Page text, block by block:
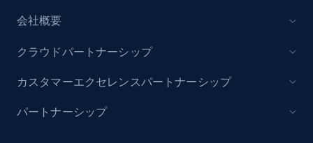
Lowes.com - Collect records by category
Model number, Gtin ean pn, Product name, and
991+
会社概要
クラウドパートナーシップ
カスタマーエクセレンスパートナーシップ
パートナーシップ